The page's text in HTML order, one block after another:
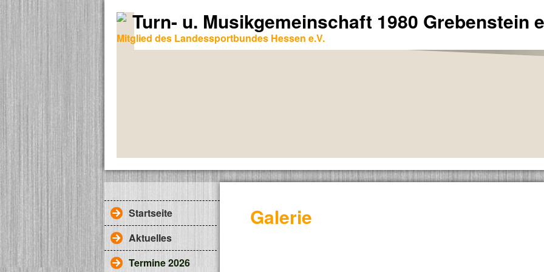
Turn- u. Musikgemeinschaft 1980 Grebenstein
Mitglied des Landessportbundes Hessen e.V.
Startseite
Aktuelles
Termine 2026
Galerie